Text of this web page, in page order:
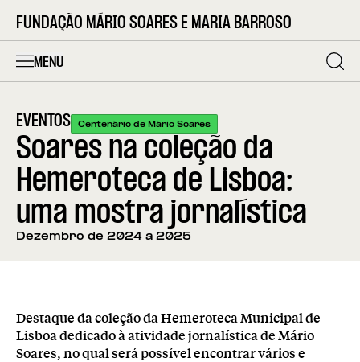
FUNDAÇÃO MÁRIO SOARES E MARIA BARROSO
MENU
EVENTOS Centenário de Mário Soares
Soares na coleção da
Hemeroteca de Lisboa:
uma mostra jornalística
Dezembro de 2024 a 2025
Destaque da coleção da Hemeroteca Municipal de
Lisboa dedicado à atividade jornalística de Mário
Soares, no qual será possível encontrar vários e